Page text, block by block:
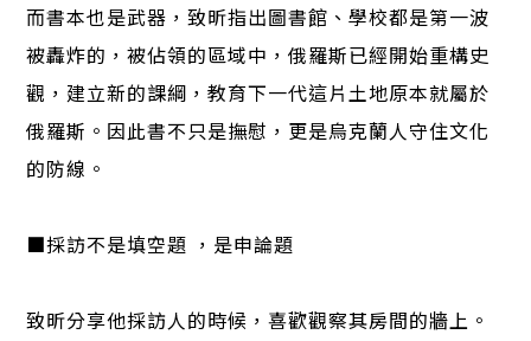
而書本也是武器，致昕指出圖書館、學校都是第一波
被轟炸的，被佔領的區域中，俄羅斯已經開始重構史
觀，建立新的課綱，教育下一代這片土地原本就屬於
俄羅斯。因此書不只是撫慰，更是烏克蘭人守住文化
的防線。
■採訪不是填空題 ，是申論題
致昕分享他採訪人的時候，喜歡觀察其房間的牆上。